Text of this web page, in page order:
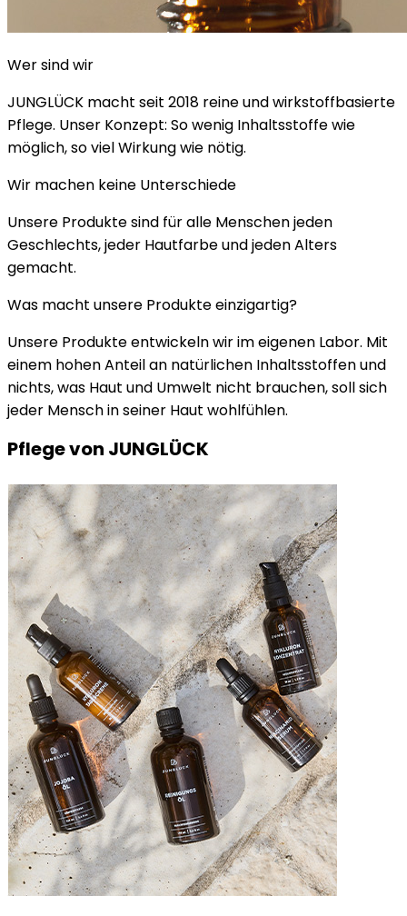
Wer sind wir
JUNGLÜCK macht seit 2018 reine und wirkstoffbasierte
Pflege. Unser Konzept: So wenig Inhaltsstoffe wie
möglich, so viel Wirkung wie nötig.
Wir machen keine Unterschiede
Unsere Produkte sind für alle Menschen jeden
Geschlechts, jeder Hautfarbe und jeden Alters
gemacht.
Was macht unsere Produkte einzigartig?
Unsere Produkte entwickeln wir im eigenen Labor. Mit
einem hohen Anteil an natürlichen Inhaltsstoffen und
nichts, was Haut und Umwelt nicht brauchen, soll sich
jeder Mensch in seiner Haut wohlfühlen.
Pflege von JUNGLÜCK